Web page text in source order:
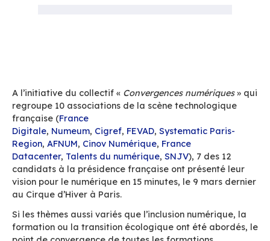
numérique des candidats à la présidentielle